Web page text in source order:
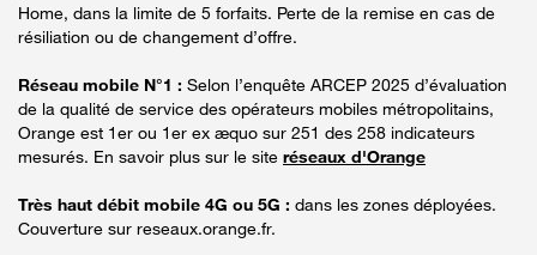
Home, dans la limite de 5 forfaits. Perte de la remise en cas de
résiliation ou de changement d’offre.
Réseau mobile N°1 : Selon l’enquête ARCEP 2025 d’évaluation
de la qualité de service des opérateurs mobiles métropolitains,
Orange est 1er ou 1er ex æquo sur 251 des 258 indicateurs
mesurés. En savoir plus sur le site réseaux d'Orange
Très haut débit mobile 4G ou 5G : dans les zones déployées.
Couverture sur reseaux.orange.fr.